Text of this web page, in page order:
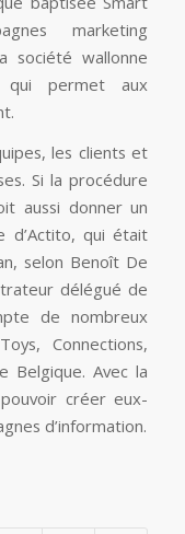
marketing
société wallonne
qui permet aux
les clients et
Si la procédure
aussi donner un
d’Actito, qui était
selon Benoît De
délégué de
de nombreux
Connections,
Belgique. Avec la
créer eux-
d’information.